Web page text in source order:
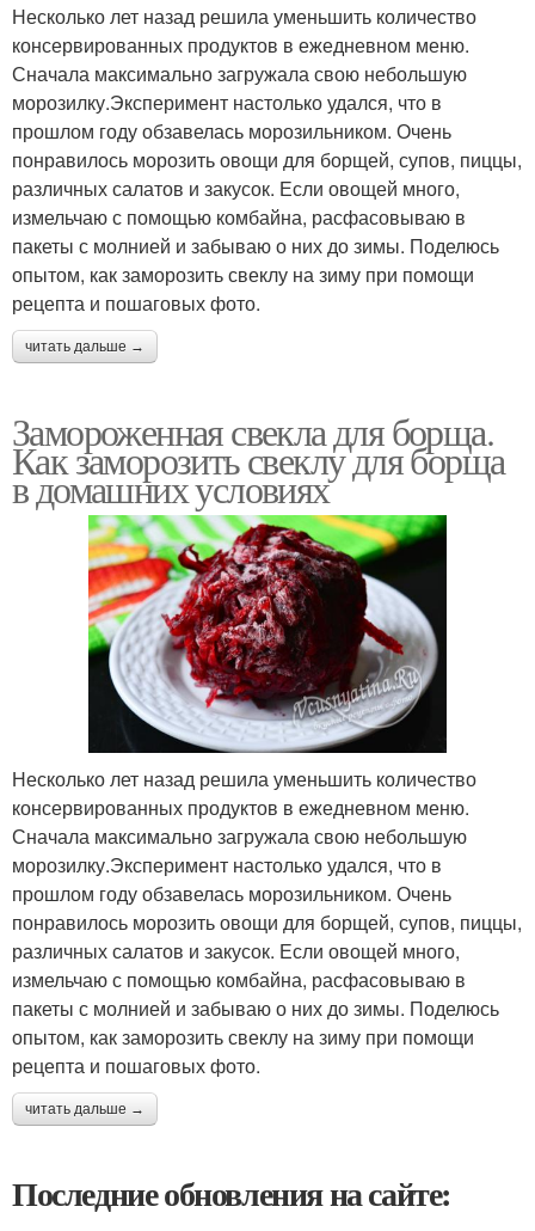
Несколько лет назад решила уменьшить количество
консервированных продуктов в ежедневном меню.
Сначала максимально загружала свою небольшую
морозилку.Эксперимент настолько удался, что в
прошлом году обзавелась морозильником. Очень
понравилось морозить овощи для борщей, супов, пиццы,
различных салатов и закусок. Если овощей много,
измельчаю с помощью комбайна, расфасовываю в
пакеты с молнией и забываю о них до зимы. Поделюсь
опытом, как заморозить свеклу на зиму при помощи
рецепта и пошаговых фото.
читать дальше →
Замороженная свекла для борща.
Как заморозить свеклу для борща
в домашних условиях
Несколько лет назад решила уменьшить количество
консервированных продуктов в ежедневном меню.
Сначала максимально загружала свою небольшую
морозилку.Эксперимент настолько удался, что в
прошлом году обзавелась морозильником. Очень
понравилось морозить овощи для борщей, супов, пиццы,
различных салатов и закусок. Если овощей много,
измельчаю с помощью комбайна, расфасовываю в
пакеты с молнией и забываю о них до зимы. Поделюсь
опытом, как заморозить свеклу на зиму при помощи
рецепта и пошаговых фото.
читать дальше →
Последние обновления на сайте: